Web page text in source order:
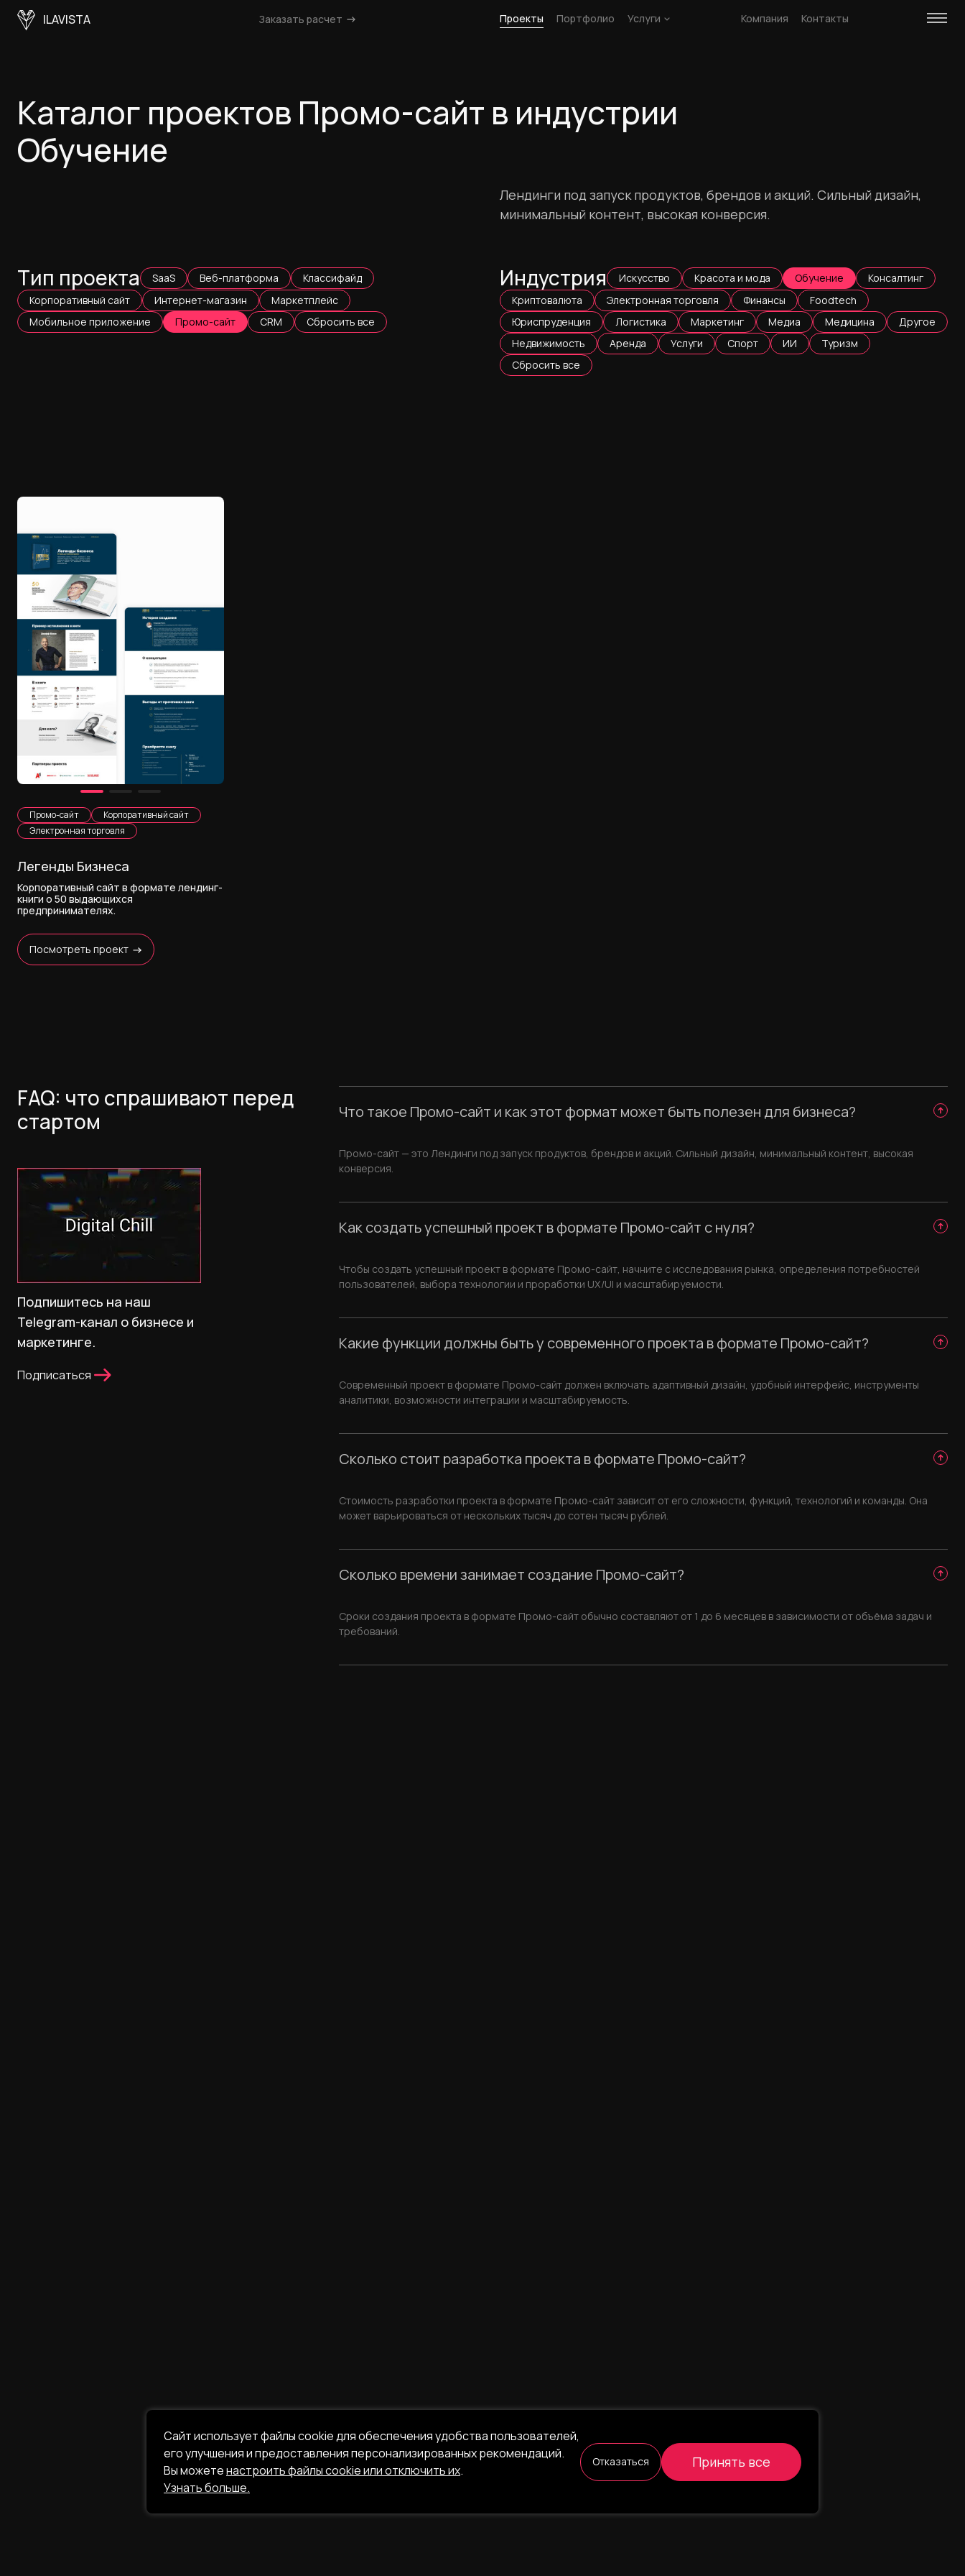
ILAVISTA Заказать расчет Проекты Портфолио Услуги Компания Контакты
Каталог проектов Промо-сайт в индустрии
Обучение
Лендинги под запуск продуктов, брендов и акций. Сильный дизайн,
минимальный контент, высокая конверсия.
Тип проекта SaaS Веб-платформа
Классифайд
Корпоративный сайт
Интернет-магазин
Маркетплейс
Мобильное приложение
Промо-сайт CRM Сбросить все
Индустрия Искусство Красота и мода Обучение
Консалтинг
Криптовалюта
Электронная торговля Финансы
Foodtech
Юриспруденция
Логистика Маркетинг Медиа Медицина
Другое
Недвижимость
Аренда Услуги Спорт ИИ
Туризм
Сбросить все
Промо-сайт
Корпоративный сайт
Электронная торговля
Легенды Бизнеса
Корпоративный сайт в формате лендинг-
книги о 50 выдающихся
предпринимателях.
Посмотреть проект
FAQ: что спрашивают перед
стартом
Подпишитесь на наш
Telegram-канал о бизнесе и
маркетинге.
Подписаться
Что такое Промо-сайт и как этот формат может быть полезен для бизнеса?
Промо-сайт — это Лендинги под запуск продуктов, брендов и акций. Сильный дизайн, минимальный контент, высокая
конверсия.
Как создать успешный проект в формате Промо-сайт с нуля?
Чтобы создать успешный проект в формате Промо-сайт, начните с исследования рынка, определения потребностей
пользователей, выбора технологии и проработки UX/UI и масштабируемости.
Какие функции должны быть у современного проекта в формате Промо-сайт?
Современный проект в формате Промо-сайт должен включать адаптивный дизайн, удобный интерфейс, инструменты
аналитики, возможности интеграции и масштабируемость.
Сколько стоит разработка проекта в формате Промо-сайт?
Стоимость разработки проекта в формате Промо-сайт зависит от его сложности, функций, технологий и команды. Она
может варьироваться от нескольких тысяч до сотен тысяч рублей.
Сколько времени занимает создание Промо-сайт?
Сроки создания проекта в формате Промо-сайт обычно составляют от 1 до 6 месяцев в зависимости от объёма задач и
требований.
Сайт использует файлы cookie для обеспечения удобства пользователей,
его улучшения и предоставления персонализированных рекомендаций.
Вы можетенастроить файлы cookie или отключить их.
Узнать больше.
Отказаться Принять все